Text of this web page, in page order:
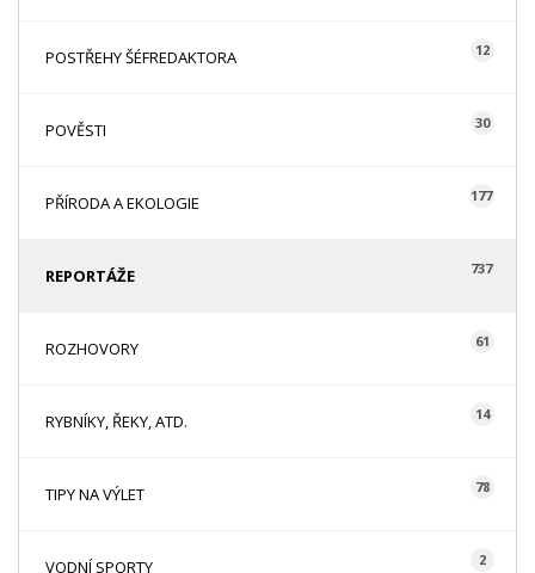
POSTŘEHY ŠÉFREDAKTORA 12
POVĚSTI 30
PŘÍRODA A EKOLOGIE 177
REPORTÁŽE 737
ROZHOVORY 61
RYBNÍKY, ŘEKY, ATD. 14
TIPY NA VÝLET 78
VODNÍ SPORTY 2